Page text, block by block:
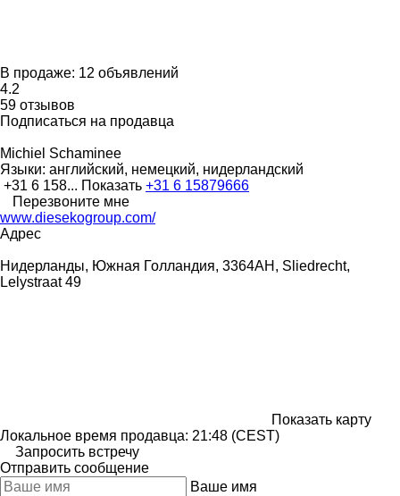
В продаже: 12 объявлений
4.2
59 отзывов
Подписаться на продавца
Michiel Schaminee
Языки: английский, немецкий, нидерландский
+31 6 158... Показать +31 6 15879666
Перезвоните мне
www.diesekogroup.com/
Адрес
Нидерланды, Южная Голландия, 3364AH, Sliedrecht,
Lelystraat 49
Показать карту
Локальное время продавца: 21:48 (CEST)
Запросить встречу
Отправить сообщение
Ваше имя